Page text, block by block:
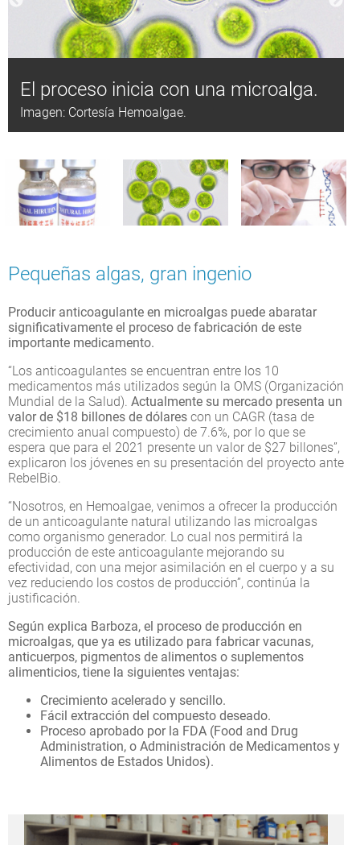
El proceso inicia con una microalga.
Imagen: Cortesía Hemoalgae.
Pequeñas algas, gran ingenio
Producir anticoagulante en microalgas puede abaratar
significativamente el proceso de fabricación de este
importante medicamento.
“Los anticoagulantes se encuentran entre los 10
medicamentos más utilizados según la OMS (Organización
Mundial de la Salud). Actualmente su mercado presenta un
valor de $18 billones de dólares con un CAGR (tasa de
crecimiento anual compuesto) de 7.6%, por lo que se
espera que para el 2021 presente un valor de $27 billones”,
explicaron los jóvenes en su presentación del proyecto ante
RebelBio.
“Nosotros, en Hemoalgae, venimos a ofrecer la producción
de un anticoagulante natural utilizando las microalgas
como organismo generador. Lo cual nos permitirá la
producción de este anticoagulante mejorando su
efectividad, con una mejor asimilación en el cuerpo y a su
vez reduciendo los costos de producción”, continúa la
justificación.
Según explica Barboza, el proceso de producción en
microalgas, que ya es utilizado para fabricar vacunas,
anticuerpos, pigmentos de alimentos o suplementos
alimenticios, tiene la siguientes ventajas:
Crecimiento acelerado y sencillo.
Fácil extracción del compuesto deseado.
Proceso aprobado por la FDA (Food and Drug
Administration, o Administración de Medicamentos y
Alimentos de Estados Unidos).